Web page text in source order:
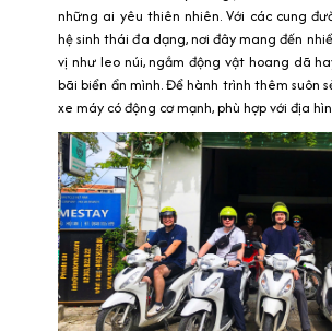
những ai yêu thiên nhiên. Với các cung
hệ sinh thái đa dạng, nơi đây mang đến
vị như leo núi, ngắm động vật hoang dã
bãi biển ẩn mình. Để hành trình thêm suôn
xe máy có động cơ mạnh, phù hợp với địa